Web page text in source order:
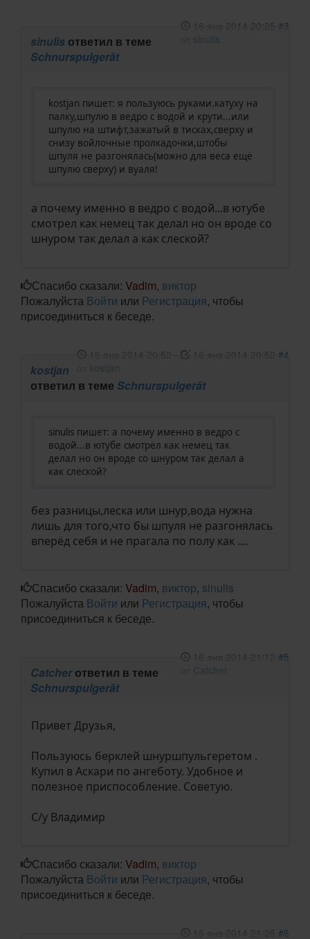
16 янв 2014 20:25 #3
sinulis
sinulis ответил в теме
Schnurspulgerät
kostjan пишет: я пользуюсь руками.катуху на
палку,шпулю в ведро с водой и крути...или
шпулю на штифт,зажатый в тисках,сверху и
снизу войлочные пролкадочки,штобы
шпуля не разгонялась(можно для веса ещё
шпулю сверху) и вуаля!
а почему именно в ведро с водой...в ютубе
смотрел как немец так делал но он вроде со
шнуром так делал а как слеской?
Спасибо сказали: Vadim, виктор
Пожалуйста Войти или Регистрация, чтобы
присоединиться к беседе.
16 янв 2014 20:52 16 янв 2014 20:52 #4
kostjan
kostjan
ответил в теме Schnurspulgerät
sinulis пишет: а почему именно в ведро с
водой...в ютубе смотрел как немец так
делал но он вроде со шнуром так делал а
как слеской?
без разницы,леска или шнур,вода нужна
лишь для того,что бы шпуля не разгонялась
вперёд себя и не прагала по полу как ....
Спасибо сказали: Vadim, виктор, sinulis
Пожалуйста Войти или Регистрация, чтобы
присоединиться к беседе.
16 янв 2014 21:12 #5
Catcher
Catcherответил в теме
Schnurspulgerät
Привет Друзья,
Пользуюсь берклей шнуршпульгеретом .
Купил в Аскари по ангеботу. Удобное и
полезное приспособление. Советую.
С/у Владимир
Спасибо сказали: Vadim, виктор
Пожалуйста Войти или Регистрация, чтобы
присоединиться к беседе.
16 янв 2014 21:25 #6